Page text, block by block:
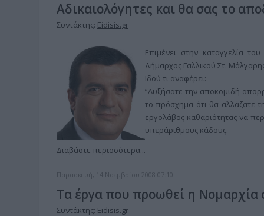
Αδικαιολόγητες και θα σας το
Συντάκτης: Eidisis.gr
Επιμένει στην καταγγελία
Δήμαρχος Γαλλικού Στ.
Ιδού τι αναφέρει:
“Αυξήσατε την αποκομιδή
το πρόσχημα ότι θα αλλάζατε
εργολάβος καθαριότητας να
υπεράριθμους κάδους.
Διαβάστε περισσότερα...
Παρασκευή, 14 Νοεμβρίου 2008 07:10
Τα έργα που προωθεί η Νομαρχία
Συντάκτης: Eidisis.gr